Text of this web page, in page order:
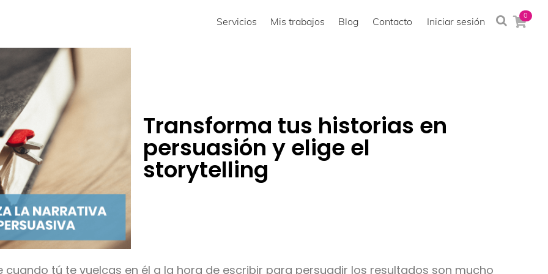
0
Servicios Mis trabajos Blog Contacto Iniciar sesión
Transforma tus historias en
persuasión y elige el
storytelling
cuando tú te vuelcas en él a la hora de escribir para persuadir los resultados son mucho